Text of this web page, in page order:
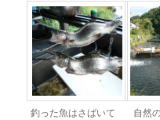
釣った魚はさばいて
自然